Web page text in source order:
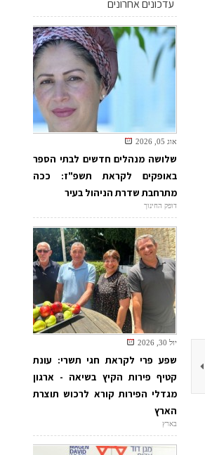
עדכונים אחרונים
אוג 05, 2026
שלושה מנהלים חדשים לבתי הספר
באופקים לקראת תשפ"ז: ככה
מתרחבת שדרת הניהול בעיר
דופק החינוך
יול 30, 2026
שפע פרי לקראת חגי תשרי: עונת
קטיף פירות הקיץ בשיאה - ארגון
מגדלי הפירות קורא לרכוש תוצרת
הארץ
בארץ